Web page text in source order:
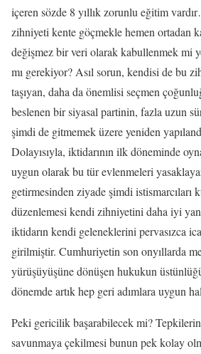
içeren sözde 8 yıllık zorunlu eğitim
zihniyeti kente göçmekle hemen ortadan
değişmez bir veri olarak kabullenmek mi
mı gerekiyor? Asıl sorun, kendisi de bu
taşıyan, daha da önemlisi seçmen
beslenen bir siyasal partinin, fazla uzun
şimdi de gitmemek üzere yeniden
Dolayısıyla, iktidarının ilk döneminde
uygun olarak bu tür evlenmeleri
getirmesinden ziyade şimdi istismarcıları
düzenlemesi kendi zihniyetini daha iyi
iktidarın kendi geleneklerini pervasızca
girilmiştir. Cumhuriyetin son onyıllarda
yürüşüyüşüne dönüşen hukukun
dönemde artık hep geri adımlara uygun
Peki gericilik başarabilecek mi?
savunmaya çekilmesi bunun pek kolay